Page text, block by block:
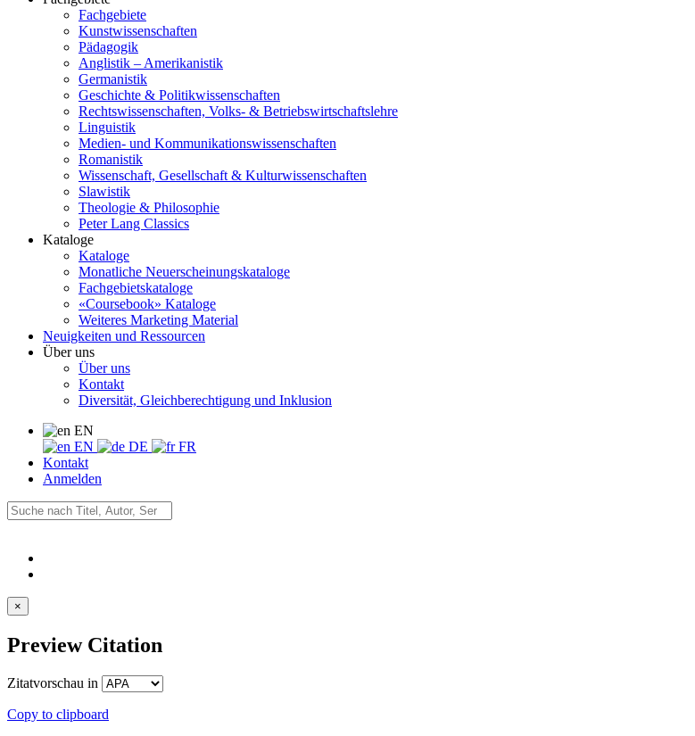
Fachgebiete
Kunstwissenschaften
Pädagogik
Anglistik – Amerikanistik
Germanistik
Geschichte & Politikwissenschaften
Rechtswissenschaften, Volks- & Betriebswirtschaftslehre
Linguistik
Medien- und Kommunikationswissenschaften
Romanistik
Wissenschaft, Gesellschaft & Kulturwissenschaften
Slawistik
Theologie & Philosophie
Peter Lang Classics
Kataloge
Kataloge
Monatliche Neuerscheinungskataloge
Fachgebietskataloge
«Coursebook» Kataloge
Weiteres Marketing Material
Neuigkeiten und Ressourcen
Über uns
Über uns
Kontakt
Diversität, Gleichberechtigung und Inklusion
EN
EN
DE
FR
Kontakt
Anmelden
×
Preview Citation
Zitatvorschau in
Copy to clipboard